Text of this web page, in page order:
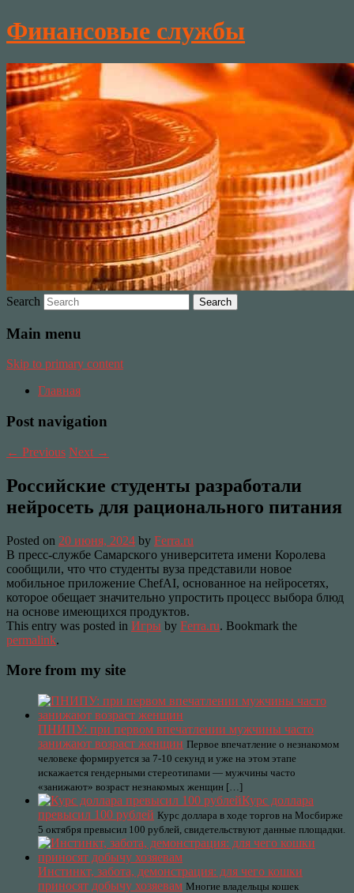
Финансовые службы
Search
Main menu
Skip to primary content
Главная
Post navigation
← Previous Next →
Российские студенты разработали
нейросеть для рационального питания
Posted on 20 июня, 2024 by Ferra.ru
В пресс-службе Самарского университета имени Королева
сообщили, что что студенты вуза представили новое
мобильное приложение ChefAI, основанное на нейросетях,
которое обещает значительно упростить процесс выбора блюд
на основе имеющихся продуктов.
This entry was posted in Игры by Ferra.ru. Bookmark the
permalink.
More from my site
ПНИПУ: при первом впечатлении мужчины часто
занижают возраст женщин Первое впечатление о незнакомом
человеке формируется за 7-10 секунд и уже на этом этапе
искажается гендерными стереотипами — мужчины часто
«занижают» возраст незнакомых женщин […]
Курс доллара
превысил 100 рублей Курс доллара в ходе торгов на Мосбирже
5 октября превысил 100 рублей, свидетельствуют данные площадки.
Инстинкт, забота, демонстрация: для чего кошки
приносят добычу хозяевам Многие владельцы кошек